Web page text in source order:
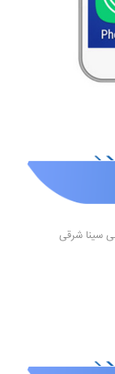
سینا شرقی